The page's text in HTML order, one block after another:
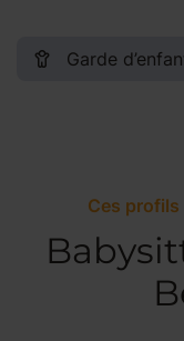
Garde
Ces